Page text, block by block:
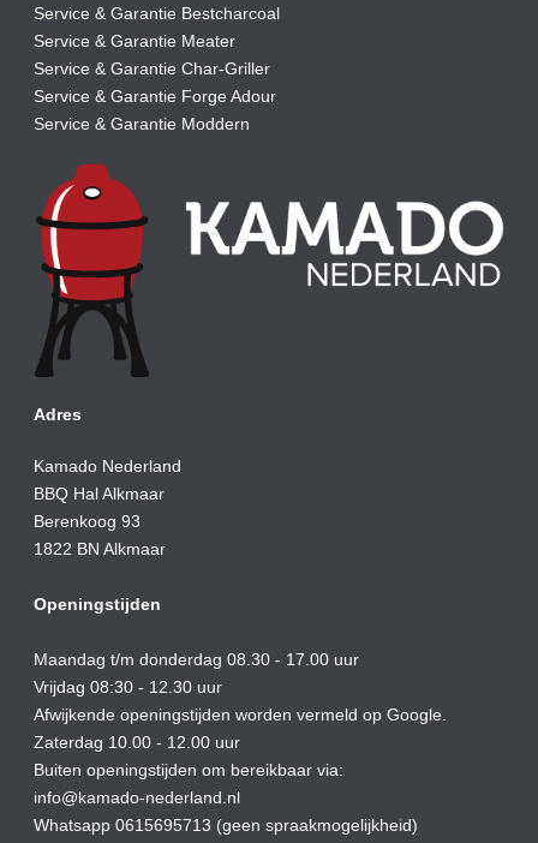
Service & Garantie Bestcharcoal
Service & Garantie Meater
Service & Garantie Char-Griller
Service & Garantie Forge Adour
Service & Garantie Moddern
Adres
Kamado Nederland
BBQ Hal Alkmaar
Berenkoog 93
1822 BN Alkmaar
Openingstijden
Maandag t/m donderdag 08.30 - 17.00 uur
Vrijdag 08:30 - 12.30 uur
Afwijkende openingstijden worden vermeld op Google.
Zaterdag 10.00 - 12.00 uur
Buiten openingstijden om bereikbaar via:
info@kamado-nederland.nl
Whatsapp 0615695713 (geen spraakmogelijkheid)